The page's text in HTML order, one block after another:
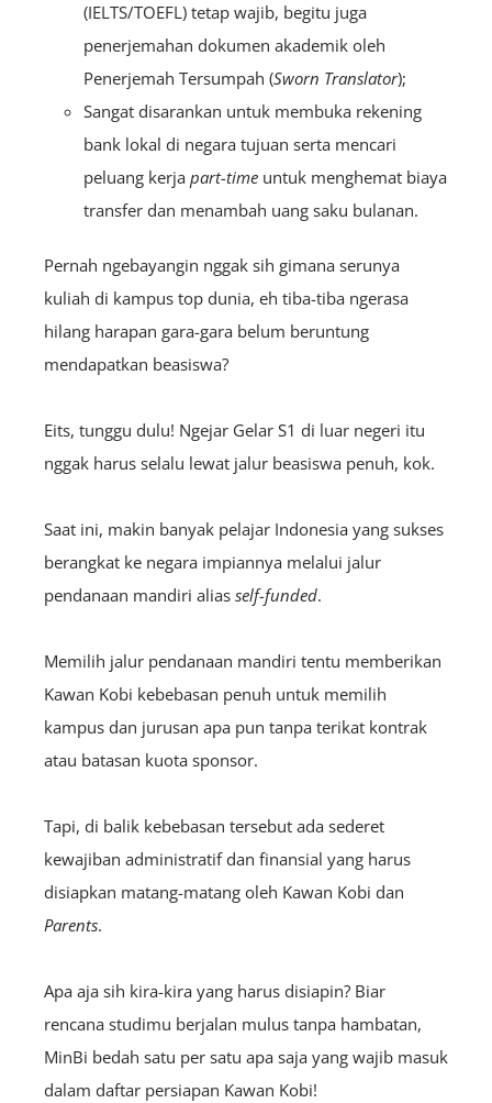
(IELTS/TOEFL) tetap wajib, begitu juga
penerjemahan dokumen akademik oleh
Penerjemah Tersumpah (Sworn Translator);
Sangat disarankan untuk membuka rekening
bank lokal di negara tujuan serta mencari
peluang kerja part-time untuk menghemat biaya
transfer dan menambah uang saku bulanan.
Pernah ngebayangin nggak sih gimana serunya
kuliah di kampus top dunia, eh tiba-tiba ngerasa
hilang harapan gara-gara belum beruntung
mendapatkan beasiswa?
Eits, tunggu dulu! Ngejar Gelar S1 di luar negeri itu
nggak harus selalu lewat jalur beasiswa penuh, kok.
Saat ini, makin banyak pelajar Indonesia yang sukses
berangkat ke negara impiannya melalui jalur
pendanaan mandiri alias self-funded.
Memilih jalur pendanaan mandiri tentu memberikan
Kawan Kobi kebebasan penuh untuk memilih
kampus dan jurusan apa pun tanpa terikat kontrak
atau batasan kuota sponsor.
Tapi, di balik kebebasan tersebut ada sederet
kewajiban administratif dan finansial yang harus
disiapkan matang-matang oleh Kawan Kobi dan
Parents.
Apa aja sih kira-kira yang harus disiapin? Biar
rencana studimu berjalan mulus tanpa hambatan,
MinBi bedah satu per satu apa saja yang wajib masuk
dalam daftar persiapan Kawan Kobi!